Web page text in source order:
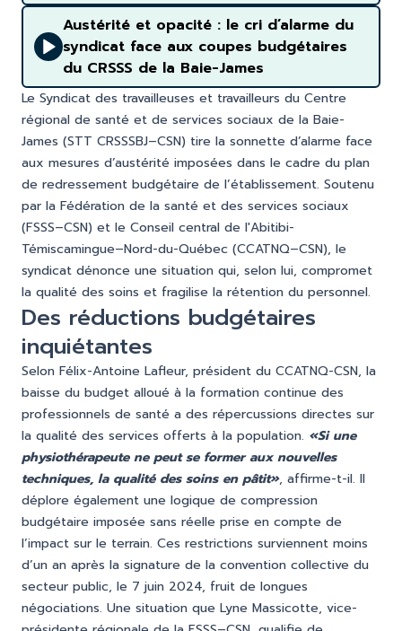
Austérité et opacité : le cri d’alarme du
syndicat face aux coupes budgétaires
du CRSSS de la Baie-James
Le Syndicat des travailleuses et travailleurs du Centre
régional de santé et de services sociaux de la Baie-
James (STT CRSSSBJ–CSN) tire la sonnette d’alarme face
aux mesures d’austérité imposées dans le cadre du plan
de redressement budgétaire de l’établissement. Soutenu
par la Fédération de la santé et des services sociaux
(FSSS–CSN) et le Conseil central de l'Abitibi-
Témiscamingue–Nord-du-Québec (CCATNQ–CSN), le
syndicat dénonce une situation qui, selon lui, compromet
la qualité des soins et fragilise la rétention du personnel.
Des réductions budgétaires
inquiétantes
Selon Félix-Antoine Lafleur, président du CCATNQ-CSN, la
baisse du budget alloué à la formation continue des
professionnels de santé a des répercussions directes sur
la qualité des services offerts à la population. «Si une
physiothérapeute ne peut se former aux nouvelles
techniques, la qualité des soins en pâtit», affirme-t-il. Il
déplore également une logique de compression
budgétaire imposée sans réelle prise en compte de
l’impact sur le terrain. Ces restrictions surviennent moins
d’un an après la signature de la convention collective du
secteur public, le 7 juin 2024, fruit de longues
négociations. Une situation que Lyne Massicotte, vice-